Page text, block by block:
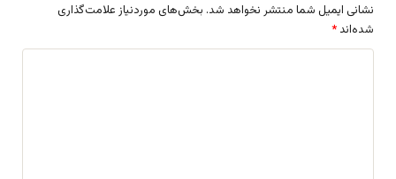
نشانی ایمیل شما منتشر نخواهد شد. بخش‌های موردنیاز علامت‌گذاری
شده‌اند *